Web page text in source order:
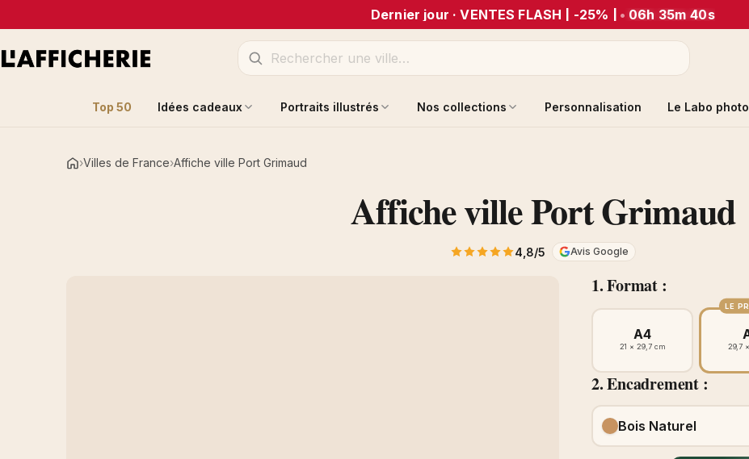
Dernier jour · VENTES FLASH | -25% | • 06h 35m 40s
Top 50 Idées cadeaux Portraits illustrés Nos collections Personnalisation Le Labo photo
Accueil
Villes de France Affiche ville Port Grimaud
Affiche ville Port Grimaud
4,8/5 Avis Google
1. Format :
A4
21 × 29,7 cm
LE
29,7
2. Encadrement :
Bois Naturel